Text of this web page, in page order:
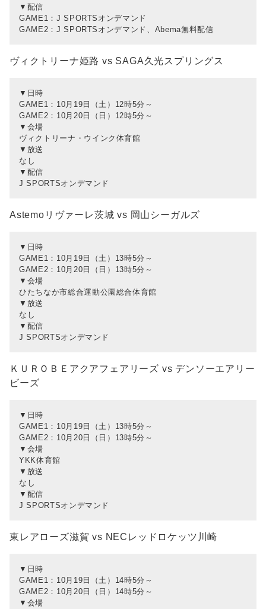
▼配信
GAME1：J SPORTSオンデマンド
GAME2：J SPORTSオンデマンド、Abema無料配信
ヴィクトリーナ姫路 vs SAGA久光スプリングス
▼日時
GAME1：10月19日（土）12時5分～
GAME2：10月20日（日）12時5分～
▼会場
ヴィクトリーナ・ウインク体育館
▼放送
なし
▼配信
J SPORTSオンデマンド
Astemoリヴァーレ茨城 vs 岡山シーガルズ
▼日時
GAME1：10月19日（土）13時5分～
GAME2：10月20日（日）13時5分～
▼会場
ひたちなか市総合運動公園総合体育館
▼放送
なし
▼配信
J SPORTSオンデマンド
ＫＵＲＯＢＥアクアフェアリーズ vs デンソーエアリー
ビーズ
▼日時
GAME1：10月19日（土）13時5分～
GAME2：10月20日（日）13時5分～
▼会場
YKK体育館
▼放送
なし
▼配信
J SPORTSオンデマンド
東レアローズ滋賀 vs NECレッドロケッツ川崎
▼日時
GAME1：10月19日（土）14時5分～
GAME2：10月20日（日）14時5分～
▼会場